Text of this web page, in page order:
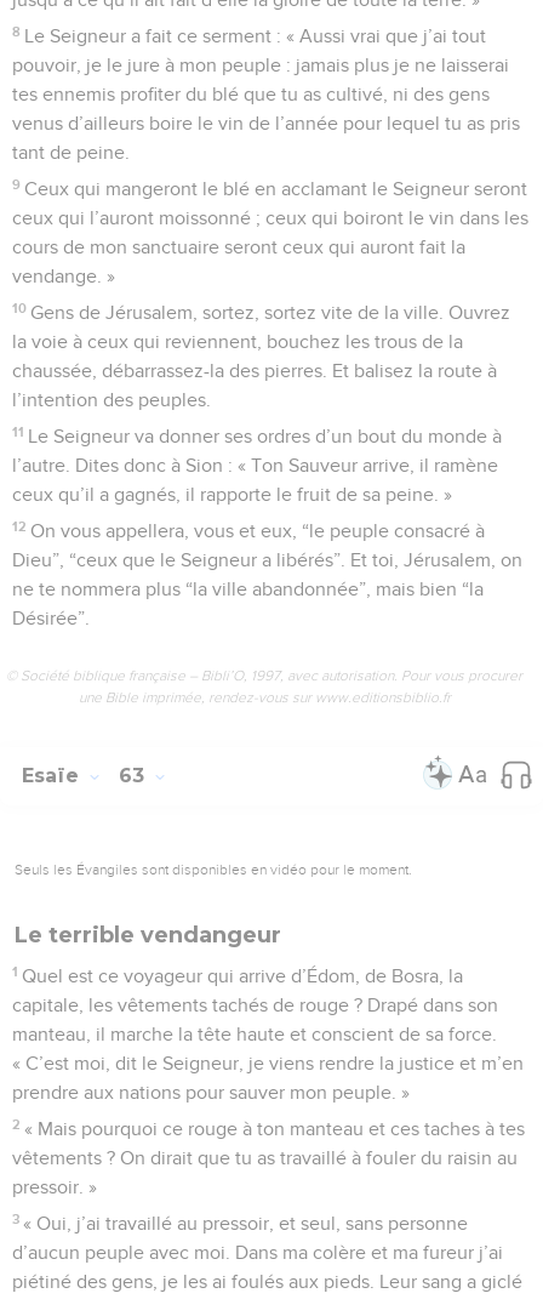
8 Le Seigneur a fait ce serment : « Aussi vrai que j’ai tout
pouvoir, je le jure à mon peuple : jamais plus je ne laisserai
tes ennemis profiter du blé que tu as cultivé, ni des gens
venus d’ailleurs boire le vin de l’année pour lequel tu as pris
tant de peine.
9 Ceux qui mangeront le blé en acclamant le Seigneur seront
ceux qui l’auront moissonné ; ceux qui boiront le vin dans les
cours de mon sanctuaire seront ceux qui auront fait la
vendange. »
10 Gens de Jérusalem, sortez, sortez vite de la ville. Ouvrez
la voie à ceux qui reviennent, bouchez les trous de la
chaussée, débarrassez-la des pierres. Et balisez la route à
l’intention des peuples.
11 Le Seigneur va donner ses ordres d’un bout du monde à
l’autre. Dites donc à Sion : « Ton Sauveur arrive, il ramène
ceux qu’il a gagnés, il rapporte le fruit de sa peine. »
12 On vous appellera, vous et eux, “le peuple consacré à
Dieu”, “ceux que le Seigneur a libérés”. Et toi, Jérusalem, on
ne te nommera plus “la ville abandonnée”, mais bien “la
Désirée”.
© Société biblique française – Bibli’O, 1997, avec autorisation. Pour vous procurer
une Bible imprimée, rendez-vous sur www.editionsbiblio.fr
Esaïe 63
Seuls les Évangiles sont disponibles en vidéo pour le moment.
Le terrible vendangeur
1 Quel est ce voyageur qui arrive d’Édom, de Bosra, la
capitale, les vêtements tachés de rouge ? Drapé dans son
manteau, il marche la tête haute et conscient de sa force.
« C’est moi, dit le Seigneur, je viens rendre la justice et m’en
prendre aux nations pour sauver mon peuple. »
2 « Mais pourquoi ce rouge à ton manteau et ces taches à tes
vêtements ? On dirait que tu as travaillé à fouler du raisin au
pressoir. »
3 « Oui, j’ai travaillé au pressoir, et seul, sans personne
d’aucun peuple avec moi. Dans ma colère et ma fureur j’ai
piétiné des gens, je les ai foulés aux pieds. Leur sang a giclé